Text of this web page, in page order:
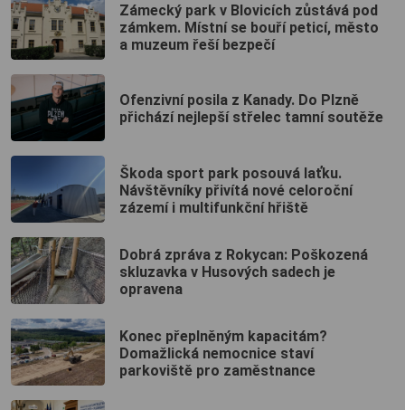
Zámecký park v Blovicích zůstává pod
zámkem. Místní se bouří peticí, město
a muzeum řeší bezpečí
Ofenzivní posila z Kanady. Do Plzně
přichází nejlepší střelec tamní soutěže
Škoda sport park posouvá laťku.
Návštěvníky přivítá nové celoroční
zázemí i multifunkční hřiště
Dobrá zpráva z Rokycan: Poškozená
skluzavka v Husových sadech je
opravena
Konec přeplněným kapacitám?
Domažlická nemocnice staví
parkoviště pro zaměstnance